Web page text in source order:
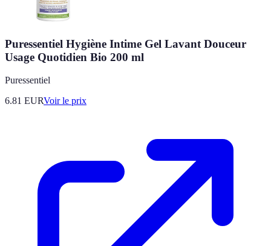
Puressentiel Hygiène Intime Gel Lavant Douceur
Usage Quotidien Bio 200 ml
Puressentiel
6.81 EURVoir le prix